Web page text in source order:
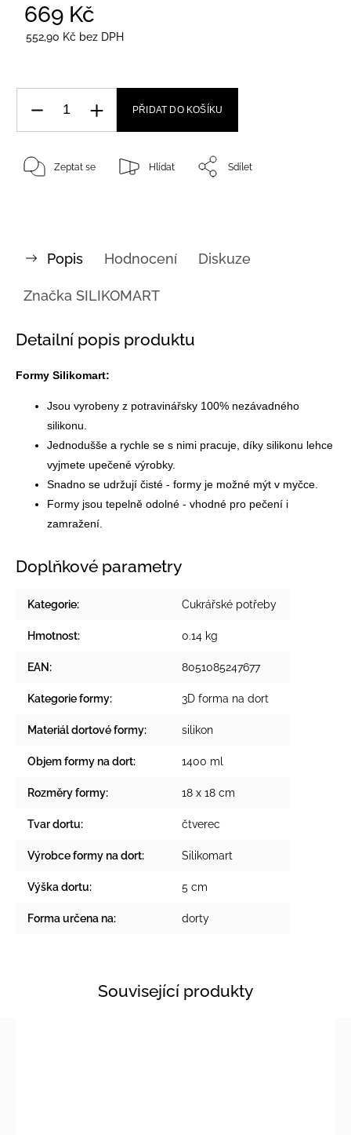
669 Kč
552,90 Kč bez DPH
PŘIDAT DO KOŠÍKU
Zeptat se Hlídat Sdílet
Popis Hodnocení Diskuze
Značka SILIKOMART
Detailní popis produktu
Formy Silikomart:
Jsou vyrobeny z potravinářsky 100% nezávadného
silikonu.
Jednodušše a rychle se s nimi pracuje, díky silikonu lehce
vyjmete upečené výrobky.
Snadno se udržují čisté - formy je možné mýt v myčce.
Formy jsou tepelně odolné - vhodné pro pečení i
zamražení.
Doplňkové parametry
Kategorie: Cukrářské potřeby
Hmotnost: 0.14 kg
EAN: 8051085247677
Kategorie formy: 3D forma na dort
Materiál dortové formy: silikon
Objem formy na dort: 1400 ml
Rozměry formy: 18 x 18 cm
Tvar dortu: čtverec
Výrobce formy na dort: Silikomart
Výška dortu: 5 cm
Forma určena na: dorty
Související produkty